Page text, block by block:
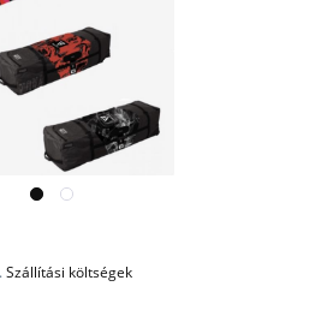
Szállítási költségek